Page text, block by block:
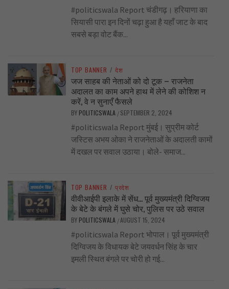
#politicswala Report चंडीगढ़। हरियाणा का
सियासी पारा इन दिनों चढ़ा हुआ है यहाँ जाट के बाद
सबसे बड़ा वोट बैंक...
TOP BANNER / देश
जज साहब की नेताओं को दो टूक – राजनेता
अदालत का काम अपने हाथ में लेने की कोशिश न
करें, वे न सुनाएँ फैसले
BY POLITICSWALA / SEPTEMBER 2, 2024
#politicswala Report मुंबई। सुप्रीम कोर्ट
जस्टिस अभय ओका ने राजनेताओं के अदालती कामों
में दखल पर सवाल उठाया। बोले- समाज...
TOP BANNER / प्रदेश
वीवीआईपी इलाके में सेंध… पूर्व मुख्यमंत्री दिग्विजय
के बेटे के बंगले में घुसे चोर, पुलिस पर उठे सवाल
BY POLITICSWALA /AUGUST 15, 2024
#politicswala Report भोपाल। पूर्व मुख्यमंत्री
दिग्विजय के विधायक बेटे जयवर्धन सिंह के चार
इमली स्थित बंगले पर चोरी हो गई...